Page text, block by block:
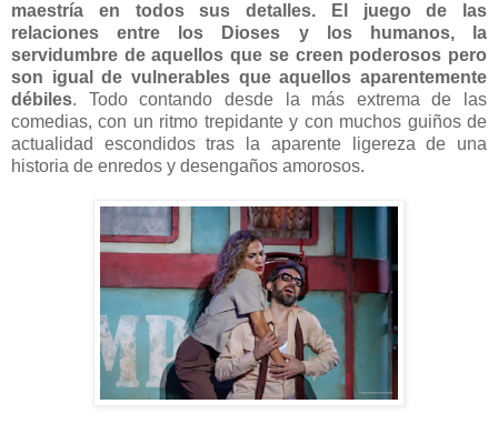
maestría en todos sus detalles. El juego de las
relaciones entre los Dioses y los humanos, la
servidumbre de aquellos que se creen poderosos pero
son igual de vulnerables que aquellos aparentemente
débiles. Todo contando desde la más extrema de las
comedias, con un ritmo trepidante y con muchos guiños de
actualidad escondidos tras la aparente ligereza de una
historia de enredos y desengaños amorosos.